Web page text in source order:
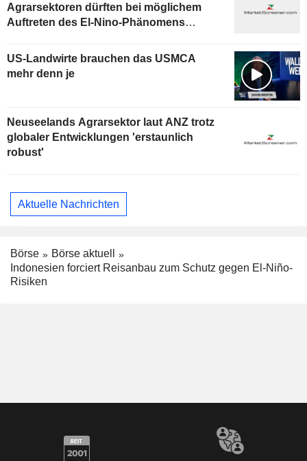
Agrarsektoren dürften bei möglichem
Auftreten des El-Nino-Phänomens
US-Landwirte brauchen das USMCA
mehr denn je
Neuseelands Agrarsektor laut ANZ trotz
globaler Entwicklungen 'erstaunlich
robust'
Aktuelle Nachrichten
Börse
Börse aktuell
Indonesien forciert Reisanbau zum Schutz gegen El-Niño-
Risiken